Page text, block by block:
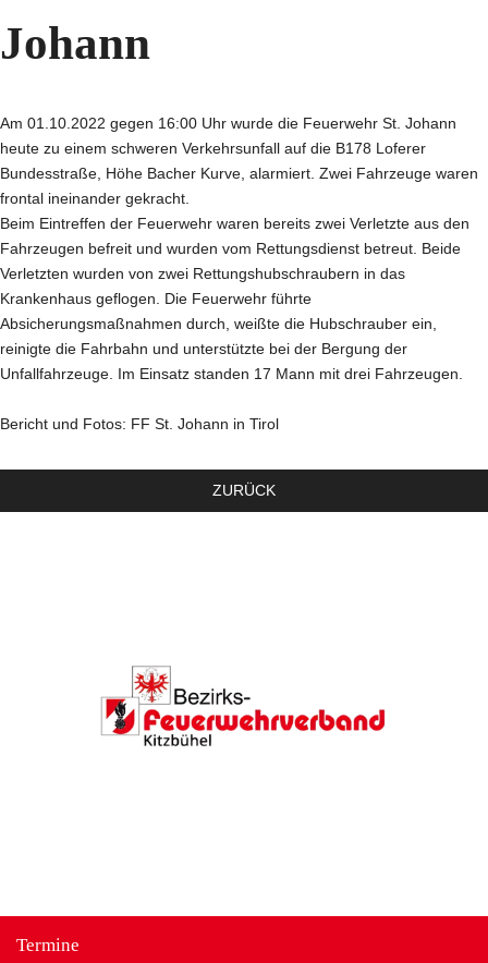
Johann
Am 01.10.2022 gegen 16:00 Uhr wurde die Feuerwehr St. Johann
heute zu einem schweren Verkehrsunfall auf die B178 Loferer
Bundesstraße, Höhe Bacher Kurve, alarmiert. Zwei Fahrzeuge waren
frontal ineinander gekracht.
Beim Eintreffen der Feuerwehr waren bereits zwei Verletzte aus den
Fahrzeugen befreit und wurden vom Rettungsdienst betreut. Beide
Verletzten wurden von zwei Rettungshubschraubern in das
Krankenhaus geflogen. Die Feuerwehr führte
Absicherungsmaßnahmen durch, weißte die Hubschrauber ein,
reinigte die Fahrbahn und unterstützte bei der Bergung der
Unfallfahrzeuge. Im Einsatz standen 17 Mann mit drei Fahrzeugen.
Bericht und Fotos: FF St. Johann in Tirol
ZURÜCK
Termine